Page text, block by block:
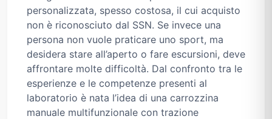
personalizzata, spesso costosa, il cui acquisto
non è riconosciuto dal SSN. Se invece una
persona non vuole praticare uno sport, ma
desidera stare all’aperto o fare escursioni, deve
affrontare molte difficoltà. Dal confronto tra le
esperienze e le competenze presenti al
laboratorio è nata l’idea di una carrozzina
manuale multifunzionale con trazione